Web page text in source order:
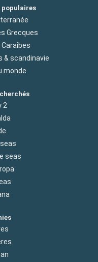
populaires
Grecques
& scandinavie
monde
2
seas